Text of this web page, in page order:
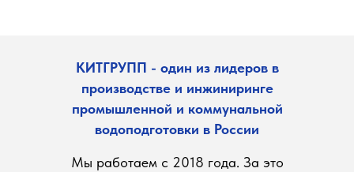
КИТГРУПП - один из лидеров в
производстве и инжиниринге
промышленной и коммунальной
водоподготовки в России
Мы работаем с 2018 года. За это